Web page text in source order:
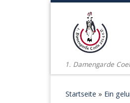
1. Damengarde
Startseite » Ein